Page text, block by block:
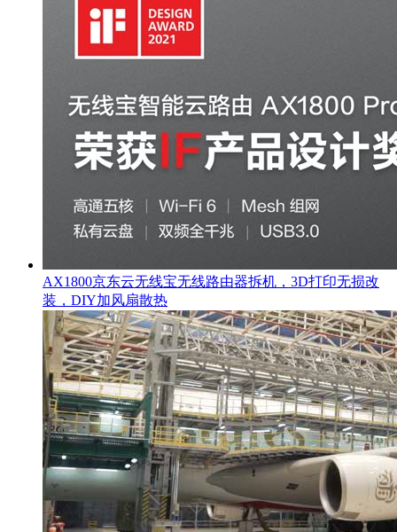
AX1800京东云无线宝无线路由器拆机，3D打印无损改
装，DIY加风扇散热